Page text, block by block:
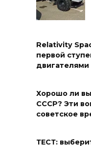
Relativity
первой
двигателями
Хорошо ли
СССР? Эти
советское
ТЕСТ: